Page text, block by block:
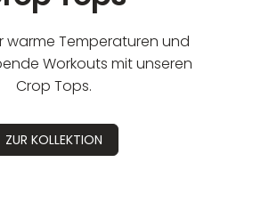
warme Temperaturen und
Workouts mit unseren
Crop Tops.
ZUR KOLLEKTION